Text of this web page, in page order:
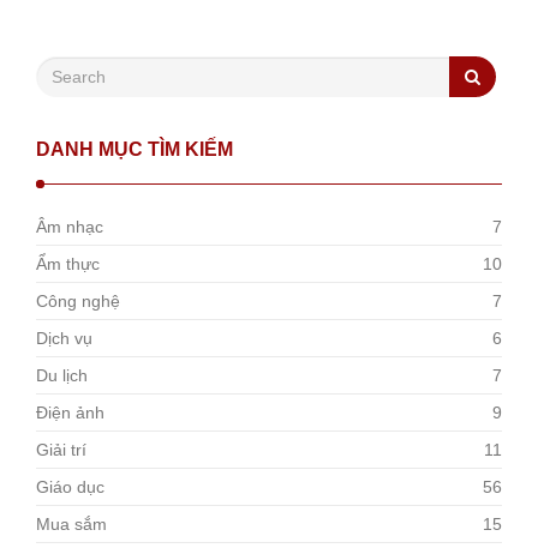
DANH MỤC TÌM KIẾM
Âm nhạc
7
Ẩm thực
10
Công nghệ
7
Dịch vụ
6
Du lịch
7
Điện ảnh
9
Giải trí
11
Giáo dục
56
Mua sắm
15